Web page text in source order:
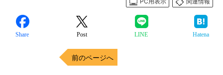
Share Post LINE Hatena
前のページへ